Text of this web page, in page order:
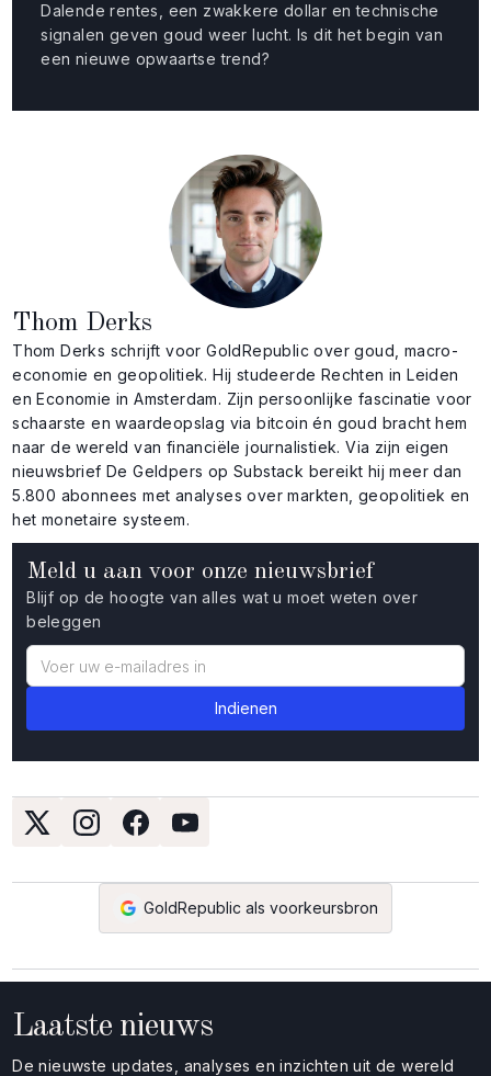
Meld u aan voor onze nieuwsbrief
Blijf op de hoogte van alles wat u moet weten over
beleggen
GoldRepublic als voorkeursbron
Dalende rentes, een zwakkere dollar en technische
signalen geven goud weer lucht. Is dit het begin van
een nieuwe opwaartse trend?
Thom Derks
Thom Derks schrijft voor GoldRepublic over goud, macro-
economie en geopolitiek. Hij studeerde Rechten in Leiden
en Economie in Amsterdam. Zijn persoonlijke fascinatie voor
schaarste en waardeopslag via bitcoin én goud bracht hem
naar de wereld van financiële journalistiek. Via zijn eigen
nieuwsbrief De Geldpers op Substack bereikt hij meer dan
5.800 abonnees met analyses over markten, geopolitiek en
het monetaire systeem.
Laatste nieuws
De nieuwste updates, analyses en inzichten uit de wereld